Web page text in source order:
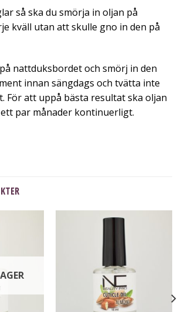
så ska du smörja in oljan på
kväll utan att skulle gno in den på
nattduksbordet och smörj in den
innan sängdags och tvätta inte
För att uppå bästa resultat ska oljan
par månader kontinuerligt.